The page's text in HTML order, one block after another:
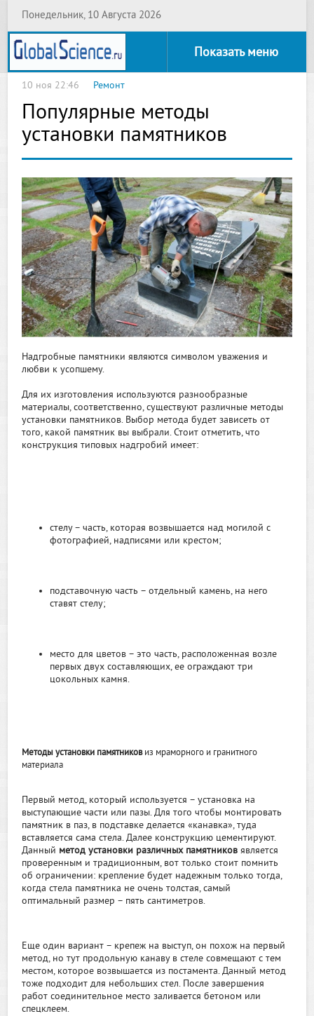
Понедельник, 10 Августа 2026
Показать меню
10 ноя 22:46 Ремонт
Популярные методы
установки памятников
Надгробные памятники являются символом уважения и
любви к усопшему.
Для их изготовления используются разнообразные
материалы, соответственно, существуют различные методы
установки памятников. Выбор метода будет зависеть от
того, какой памятник вы выбрали. Стоит отметить, что
конструкция типовых надгробий имеет:
стелу – часть, которая возвышается над могилой с
фотографией, надписями или крестом;
подставочную часть – отдельный камень, на него
ставят стелу;
место для цветов – это часть, расположенная возле
первых двух составляющих, ее ограждают три
цокольных камня.
Методы установки памятниковиз мраморного и гранитного
материала
Первый метод, который используется – установка на
выступающие части или пазы. Для того чтобы монтировать
памятник в паз, в подставке делается «канавка», туда
вставляется сама стела. Далее конструкцию цементируют.
Данный метод установки различных памятников является
проверенным и традиционным, вот только стоит помнить
об ограничении: крепление будет надежным только тогда,
когда стела памятника не очень толстая, самый
оптимальный размер – пять сантиметров.
Еще один вариант – крепеж на выступ, он похож на первый
метод, но тут продольную канаву в стеле совмещают с тем
местом, которое возвышается из постамента. Данный метод
тоже подходит для небольших стел. После завершения
работ соединительное место заливается бетоном или
спецклеем.